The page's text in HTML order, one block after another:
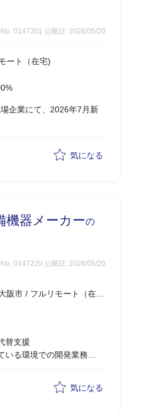
0147351 公開日: 2026/05/20
ート（在宅)
企業にて、2026年7月新
クホルダーとの調整
気になる
機器メーカーの
0147220 公開日: 2026/05/20
阪市 / フルリモート（在
替支援
いる環境での開発業務
気になる